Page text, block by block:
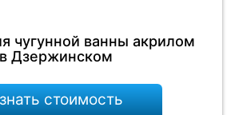
чугунной ванны акрилом
в Дзержинском
стоимость